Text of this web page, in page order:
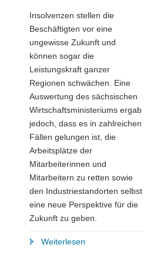
Insolvenzen stellen die
Beschäftigten vor eine
ungewisse Zukunft und
können sogar die
Leistungskraft ganzer
Regionen schwächen. Eine
Auswertung des sächsischen
Wirtschaftsministeriums ergab
jedoch, dass es in zahlreichen
Fällen gelungen ist, die
Arbeitsplätze der
Mitarbeiterinnen und
Mitarbeitern zu retten sowie
den Industriestandorten selbst
eine neue Perspektive für die
Zukunft zu geben.
Weiterlesen